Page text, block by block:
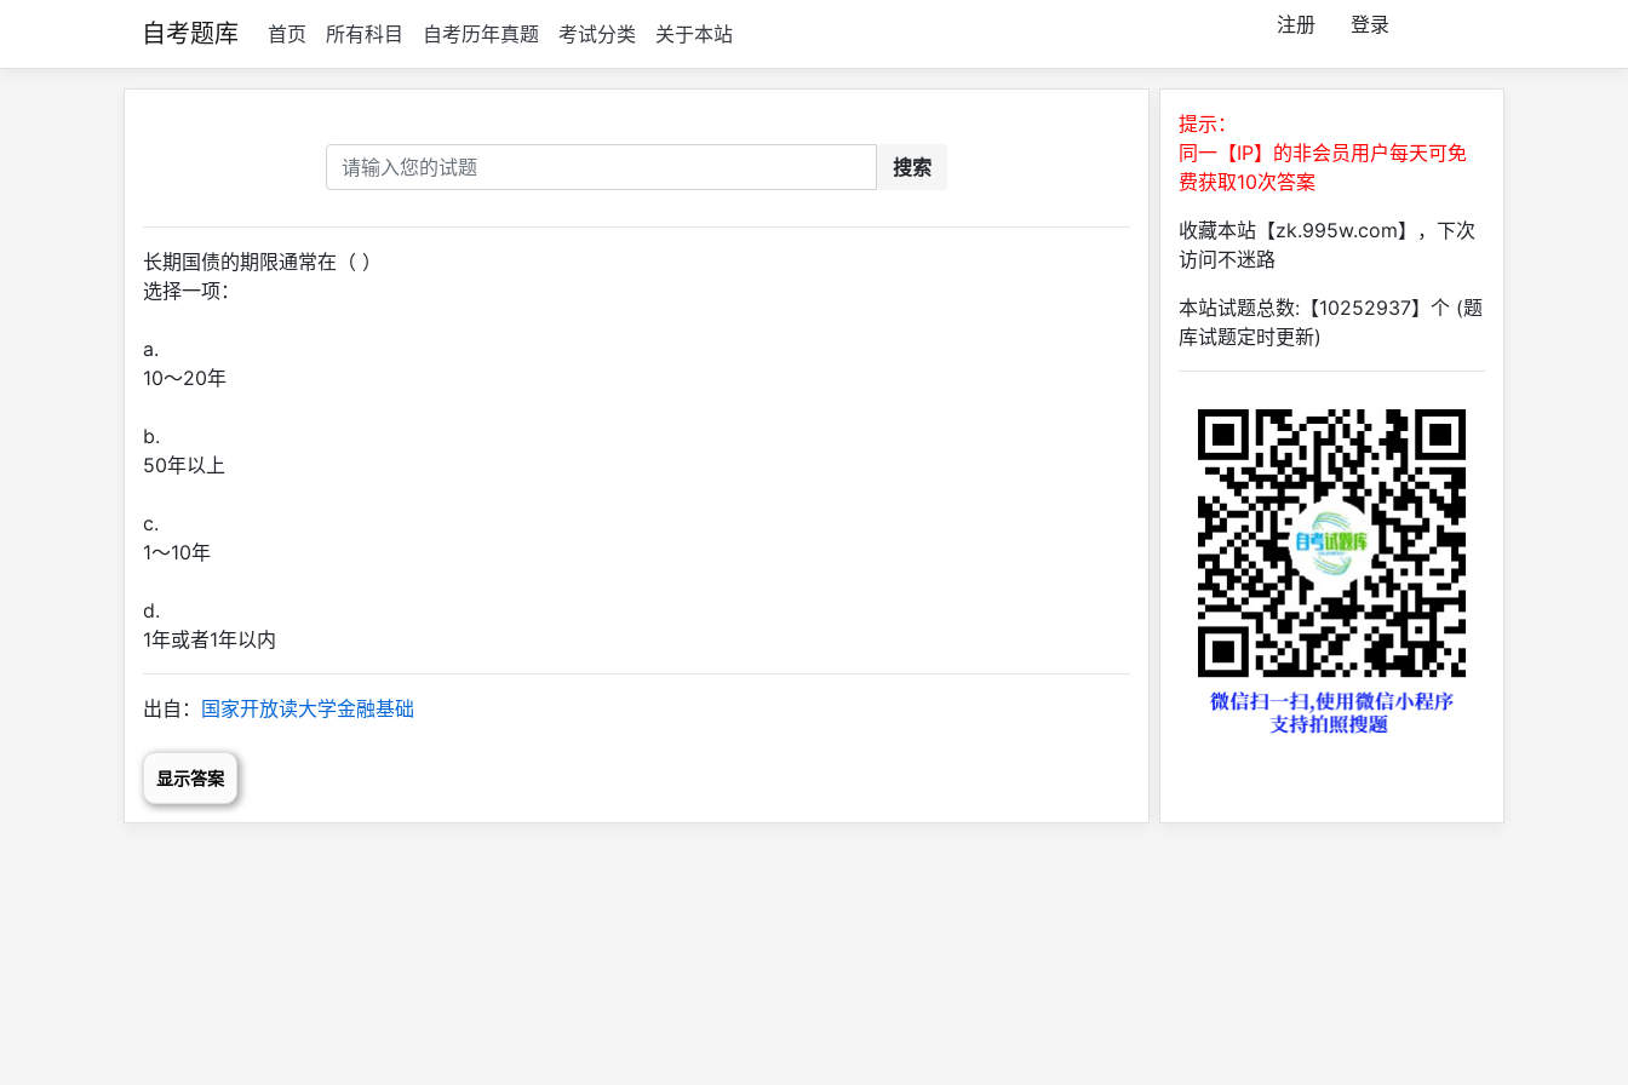
自考题库 首页 所有科目 自考历年真题 考试分类 关于本站 注册 登录
搜索
长期国债的期限通常在（ ）
选择一项：
a.
10～20年
b.
50年以上
c.
1～10年
d.
1年或者1年以内
出自： 国家开放读大学金融基础
显示答案
提示：
同一【IP】的非会员用户每天可免
费获取10次答案
收藏本站【zk.995w.com】，下次
访问不迷路
本站试题总数:【10252937】个 (题
库试题定时更新)